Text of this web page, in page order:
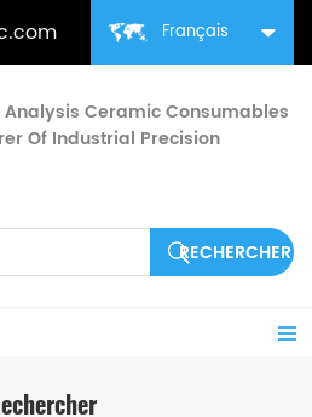
Français
Ceramic Consumables
Of Industrial Precision